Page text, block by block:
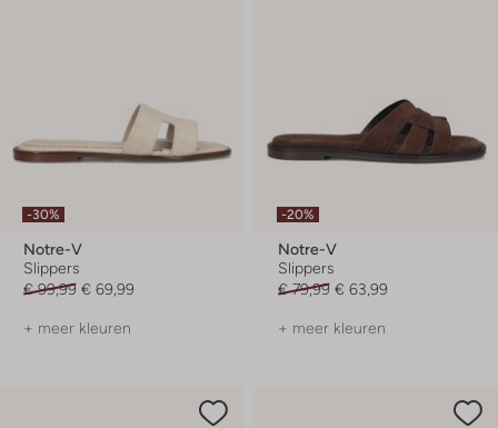
-30%
Notre-V
Slippers
€ 99,99 € 69,99
+ meer kleuren
-20%
Notre-V
Slippers
€ 79,99 € 63,99
+ meer kleuren